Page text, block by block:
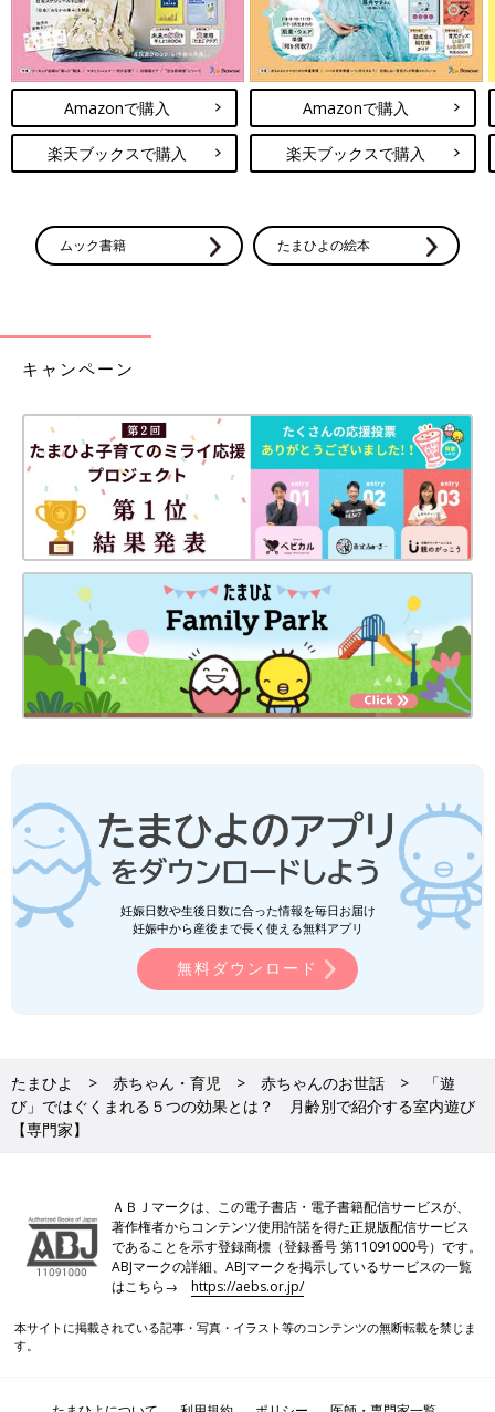
を持ち、立っちの姿勢で音楽に合わせてダンスを楽しみます。大
人と一緒に音楽に合わせて体を動かすことで、徐々にリズムに乗
クラブ編集部
おうち遊びで人気！ぬくもりを感じられ
る木のおもちゃ5選
おうち遊びでも、子どもに自然素材の手触りや
匂いを感じて欲しいものですよね。そこで、今
回の記事では素敵な木のおもちゃをインスタグ
ラムの投稿から集めてみました。かわいらしく
ぬくもりのある雰囲気は、インテリアとしても
かわいいですよ♪
日々の成長とともに、どんどんできることが増えてくる赤ちゃ
ん。親子でスキンシップやコミュニケーションをとりながら、ぜ
ひ遊んでみませんか。
『ひよこクラブ』５月号では、０カ月～１才代の赤ちゃんの脳と
筋肉を刺激する遊びを、発達別によりくわしく紹介しています。
監修／金元あゆみ先生
Amazonで購入
楽天ブックスで購入
Amazonで購入
楽天ブックスで購入
ムック書籍 たまひよの絵本
キャンペーン
妊娠日数や生後日数に合った情報を毎日お届け
妊娠中から産後まで長く使える無料アプリ
無料ダウンロード
たまひよ 赤ちゃん・育児 赤ちゃんのお世話
「遊
び」ではぐくまれる５つの効果とは？ 月齢別で紹介する室内遊び
【専門家】
ＡＢＪマークは、この電子書店・電子書籍配信サービスが、
著作権者からコンテンツ使用許諾を得た正規版配信サービス
であることを示す登録商標（登録番号 第11091000号）です。
ABJマークの詳細、ABJマークを掲示しているサービスの一覧
はこちら→https://aebs.or.jp/
本サイトに掲載されている記事・写真・イラスト等のコンテンツの無断転載を禁じま
す。